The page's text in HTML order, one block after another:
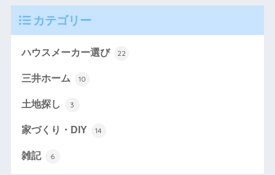
カテゴリー
ハウスメーカー選び 22
三井ホーム 10
土地探し 3
家づくり・DIY 14
雑記 6